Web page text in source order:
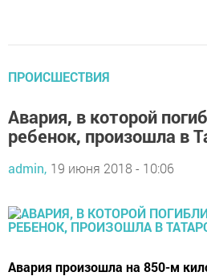
ПРОИСШЕСТВИЯ
Авария, в которой
ребенок, произошла в
admin, 19 июня 2018 - 10:06
Авария произошла на 850-м